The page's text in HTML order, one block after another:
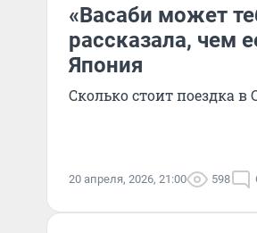
«Васаби может
рассказала, чем
Япония
Сколько стоит поездка в
20 апреля, 2026, 21:00 598